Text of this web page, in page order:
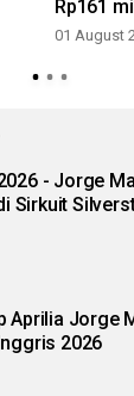
Rp161
01 August
- Jorge
position di Sirkuit
Aprilia Jorge
2026